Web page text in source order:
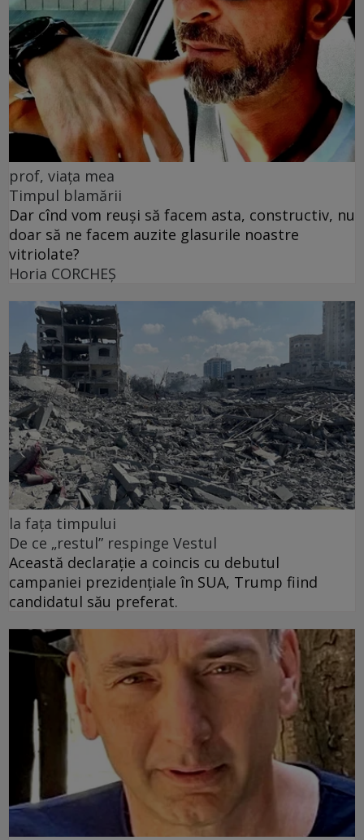
prof, viața mea
Timpul blamării
Dar cînd vom reuși să facem asta, constructiv, nu
doar să ne facem auzite glasurile noastre
vitriolate?
Horia CORCHEŞ
la fața timpului
De ce „restul” respinge Vestul
Această declarație a coincis cu debutul
campaniei prezidențiale în SUA, Trump fiind
candidatul său preferat.